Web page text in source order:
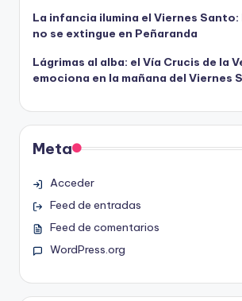
La infancia ilumina el Viernes Santo:
no se extingue en Peñaranda
Lágrimas al alba: el Vía Crucis de la
emociona en la mañana del Viernes
Meta
Acceder
Feed de entradas
Feed de comentarios
WordPress.org